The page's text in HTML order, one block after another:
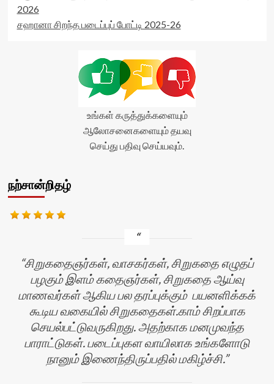
2026
சஹானா சிறந்த படைப்புப் போட்டி 2025-26
உங்கள் கருத்துக்களையும்
ஆலோசனைகளையும் தயவு
செய்து பதிவு செய்யவும்.
நற்சான்றிதழ்
சிறுகதைஞர்கள், வாசகர்கள், சிறுகதை எழுதப்
பழகும் இளம் கதைஞர்கள், சிறுகதை ஆய்வு
மாணவர்கள் ஆகிய பல தரப்புக்கும் பயனளிக்கக்
கூடிய வகையில் சிறுகதைகள்.காம் சிறப்பாக
செயல்பட்டுவருகிறது. அதற்காக மனமுவந்த
பாராட்டுகள். படைப்புகள வாயிலாக உங்களோடு
நானும் இணைந்திருப்பதில் மகிழ்ச்சி.